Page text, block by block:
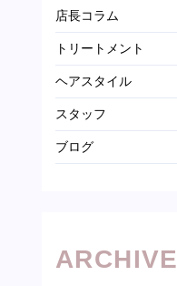
店長コラム
トリートメント
ヘアスタイル
スタッフ
ブログ
ARCHIVE